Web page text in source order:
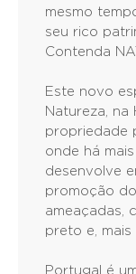
mesmo
seu rico
Contenda
Este novo
Natureza, na
propriedade
onde há
desenvolve
promoção
ameaçadas,
preto e, mais
Portugal é